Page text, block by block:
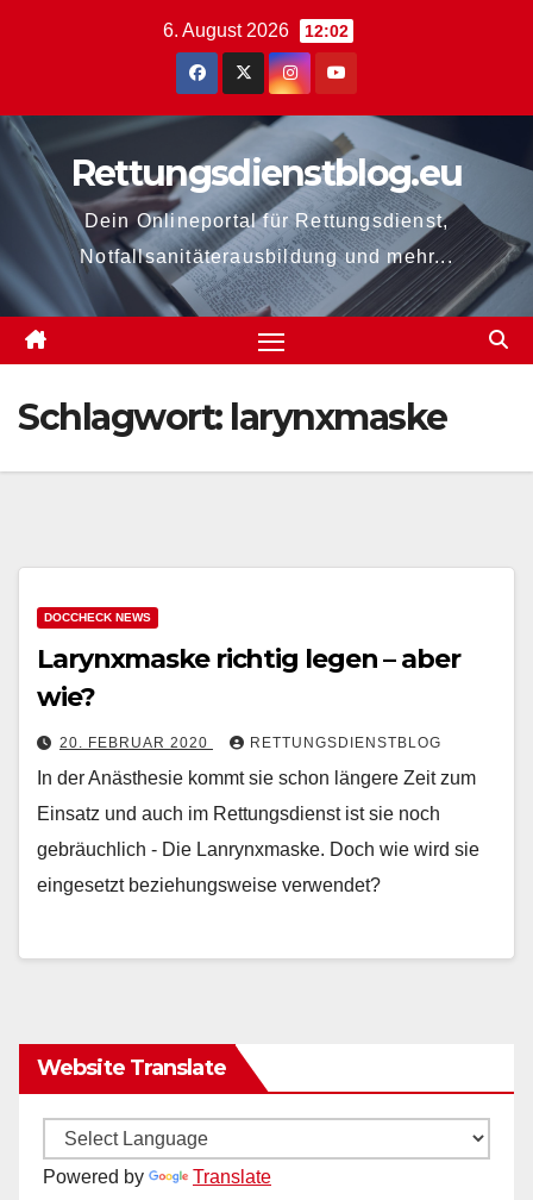
6. August 2026 12:02
Rettungsdienstblog.eu
Dein Onlineportal für Rettungsdienst,
Notfallsanitäterausbildung und mehr...
Schlagwort: larynxmaske
DOCCHECK NEWS
Larynxmaske richtig legen – aber
wie?
20. FEBRUAR 2020 RETTUNGSDIENSTBLOG
In der Anästhesie kommt sie schon längere Zeit zum
Einsatz und auch im Rettungsdienst ist sie noch
gebräuchlich - Die Lanrynxmaske. Doch wie wird sie
eingesetzt beziehungsweise verwendet?
Website Translate
Powered by Translate